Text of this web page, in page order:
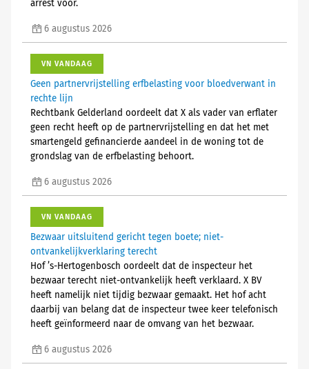
arrest voor.
6 augustus 2026
VN VANDAAG
Geen partnervrijstelling erfbelasting voor bloedverwant in
rechte lijn
Rechtbank Gelderland oordeelt dat X als vader van erflater
geen recht heeft op de partnervrijstelling en dat het met
smartengeld gefinancierde aandeel in de woning tot de
grondslag van de erfbelasting behoort.
6 augustus 2026
VN VANDAAG
Bezwaar uitsluitend gericht tegen boete; niet-
ontvankelijkverklaring terecht
Hof ’s-Hertogenbosch oordeelt dat de inspecteur het
bezwaar terecht niet-ontvankelijk heeft verklaard. X BV
heeft namelijk niet tijdig bezwaar gemaakt. Het hof acht
daarbij van belang dat de inspecteur twee keer telefonisch
heeft geïnformeerd naar de omvang van het bezwaar.
6 augustus 2026